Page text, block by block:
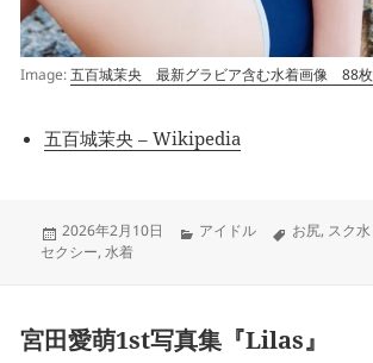
Image:五百城茉央 最新グラビア含む水着画像 88
五百城茉央 – Wikipedia
Posted
on
2026年2月10日 Categories
アイドル Tags
お尻, スク
セクシー,水着
宮田愛萌1st写真集『Lilas』